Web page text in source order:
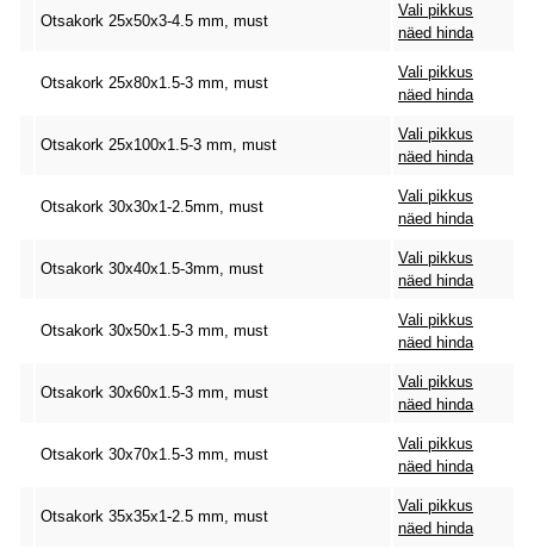
Otsakork 25x50x3-4.5 mm, must
Vali pikkus
näed hinda
Otsakork 25x80x1.5-3 mm, must
Vali pikkus
näed hinda
Otsakork 25x100x1.5-3 mm, must
Vali pikkus
näed hinda
Otsakork 30x30x1-2.5mm, must
Vali pikkus
näed hinda
Otsakork 30x40x1.5-3mm, must
Vali pikkus
näed hinda
Otsakork 30x50x1.5-3 mm, must
Vali pikkus
näed hinda
Otsakork 30x60x1.5-3 mm, must
Vali pikkus
näed hinda
Otsakork 30x70x1.5-3 mm, must
Vali pikkus
näed hinda
Otsakork 35x35x1-2.5 mm, must
Vali pikkus
näed hinda